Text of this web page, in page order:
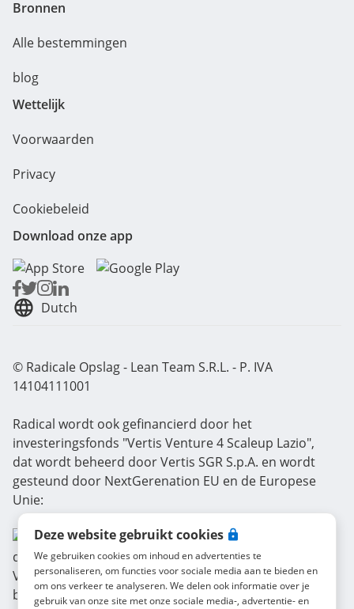
Deze website gebruikt cookies
We gebruiken cookies om inhoud en advertenties te
personaliseren, om functies voor sociale media aan te bieden en
om ons verkeer te analyseren. We delen ook informatie over je
gebruik van onze site met onze sociale media-, advertentie- en
Bronnen
Alle bestemmingen
blog
Wettelijk
Voorwaarden
Privacy
Cookiebeleid
Download onze app
Dutch
© Radicale Opslag - Lean Team S.R.L. - P. IVA
14104111001
Radical wordt ook gefinancierd door het
investeringsfonds "Vertis Venture 4 Scaleup Lazio",
dat wordt beheerd door Vertis SGR S.p.A. en wordt
gesteund door NextGerenation EU en de Europese
Unie: